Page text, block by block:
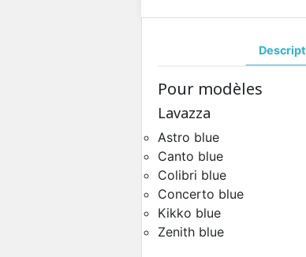
Châssis Necta Brio
Pièces Détachées
Pour modèles
Lavazza
Astro blue
Canto blue
Colibri blue
Concerto blue
Kikko blue
Zenith blue